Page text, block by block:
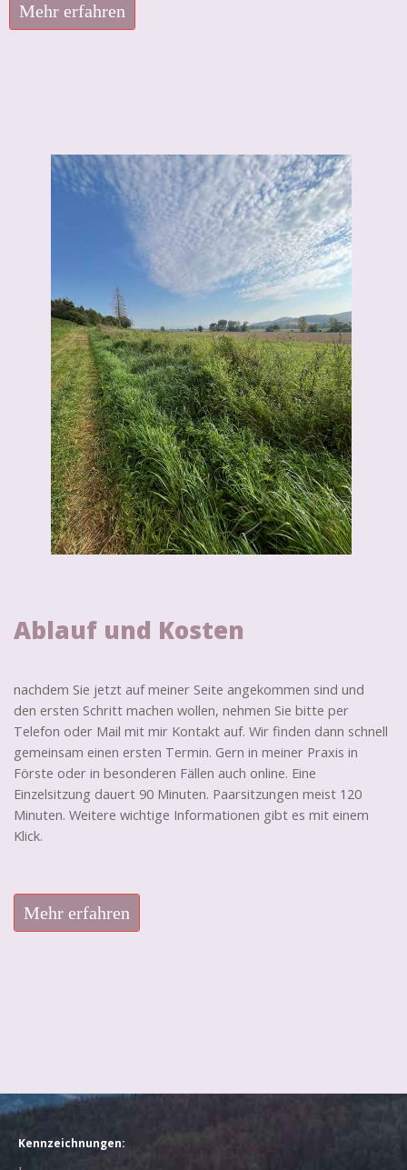
Mehr erfahren
Ablauf und Kosten
nachdem Sie jetzt auf meiner Seite angekommen sind und
den ersten Schritt machen wollen, nehmen Sie bitte per
Telefon oder Mail mit mir Kontakt auf. Wir finden dann schnell
gemeinsam einen ersten Termin. Gern in meiner Praxis in
Förste oder in besonderen Fällen auch online. Eine
Einzelsitzung dauert 90 Minuten. Paarsitzungen meist 120
Minuten. Weitere wichtige Informationen gibt es mit einem
Klick.
Mehr erfahren
Kennzeichnungen: